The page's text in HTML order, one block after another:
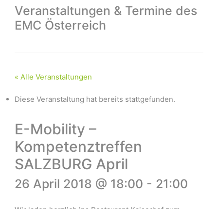
Veranstaltungen & Termine des
EMC Österreich
« Alle Veranstaltungen
Diese Veranstaltung hat bereits stattgefunden.
E-Mobility –
Kompetenztreffen
SALZBURG April
26 April 2018 @ 18:00 - 21:00